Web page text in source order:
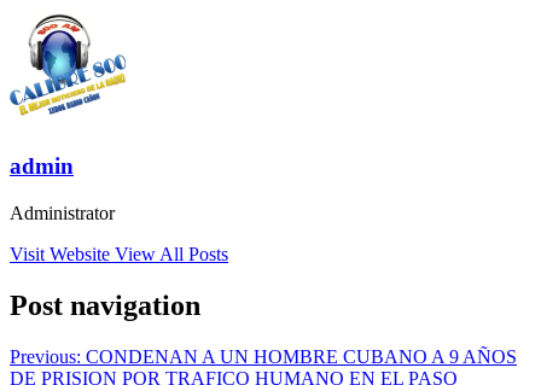
admin
Administrator
Visit Website View All Posts
Post navigation
Previous: CONDENAN A UN HOMBRE CUBANO A 9 AÑOS
DE PRISION POR TRAFICO HUMANO EN EL PASO